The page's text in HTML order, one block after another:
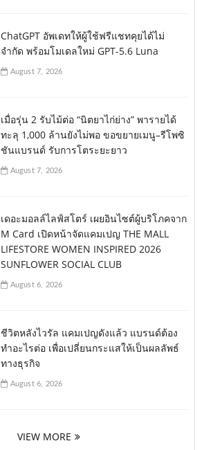
ChatGPT อัพเดทให้ผู้ใช้ฟรีแชทคุยได้ไม่
จำกัด พร้อมโมเดลใหม่ GPT-5.6 Luna
August 7, 2026
เมื่อรุ่น 2 รับไม้ต่อ “นิตยาไก่ย่าง” พารายได้
ทะลุ 1,000 ล้านยังไม่พอ ขอขยายเมนู–รีโพซิ
ชันแบรนด์ รับการโตระยะยาว
August 7, 2026
เดอะมอลล์ไลฟ์สโตร์ เผยอินไซต์ผู้บริโภคจาก
M Card เปิดหน้าจัดแคมเปญ THE MALL
LIFESTORE WOMEN INSPIRED 2026
SUNFLOWER SOCIAL CLUB
August 6, 2026
ชีวิตหลังไวรัล แคมเปญดังแล้ว แบรนด์ต้อง
ทำอะไรต่อ เพื่อเปลี่ยนกระแสให้เป็นผลลัพธ์
ทางธุรกิจ
August 6, 2026
VIEW MORE